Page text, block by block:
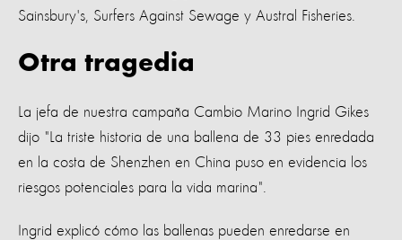
Sainsbury's, Surfers Against Sewage y Austral Fisheries.
Otra tragedia
La jefa de nuestra campaña Cambio Marino Ingrid Gikes
dijo "La triste historia de una ballena de 33 pies enredada
en la costa de Shenzhen en China puso en evidencia los
riesgos potenciales para la vida marina".
Ingrid explicó cómo las ballenas pueden enredarse en